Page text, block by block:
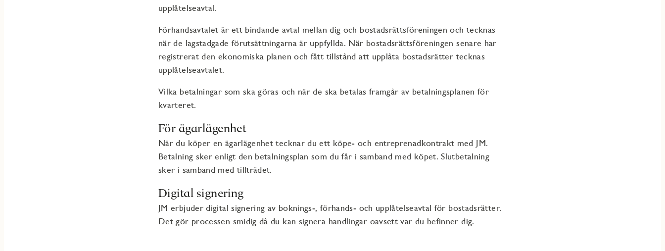
upplåtelseavtal.
Förhandsavtalet är ett bindande avtal mellan dig och bostadsrättsföreningen och tecknas
när de lagstadgade förutsättningarna är uppfyllda. När bostadsrättsföreningen senare har
registrerat den ekonomiska planen och fått tillstånd att upplåta bostadsrätter tecknas
upplåtelseavtalet.
Vilka betalningar som ska göras och när de ska betalas framgår av betalningsplanen för
kvarteret.
För ägarlägenhet
När du köper en ägarlägenhet tecknar du ett köpe- och entreprenadkontrakt med JM.
Betalning sker enligt den betalningsplan som du får i samband med köpet. Slutbetalning
sker i samband med tillträdet.
Digital signering
JM erbjuder digital signering av boknings-, förhands- och upplåtelseavtal för bostadsrätter.
Det gör processen smidig då du kan signera handlingar oavsett var du befinner dig.